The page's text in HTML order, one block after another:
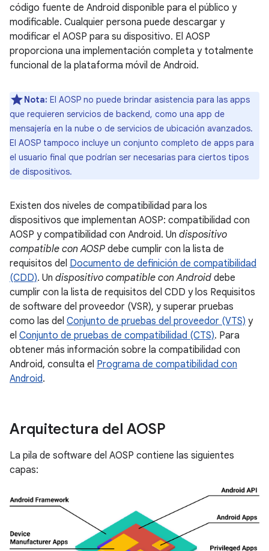
código fuente de Android disponible para el público y
modificable. Cualquier persona puede descargar y
modificar el AOSP para su dispositivo. El AOSP
proporciona una implementación completa y totalmente
funcional de la plataforma móvil de Android.
Nota: El AOSP no puede brindar asistencia para las apps
que requieren servicios de backend, como una app de
mensajería en la nube o de servicios de ubicación avanzados.
El AOSP tampoco incluye un conjunto completo de apps para
el usuario final que podrían ser necesarias para ciertos tipos
de dispositivos.
Existen dos niveles de compatibilidad para los
dispositivos que implementan AOSP: compatibilidad con
AOSP y compatibilidad con Android. Un dispositivo
compatible con AOSP debe cumplir con la lista de
requisitos del Documento de definición de compatibilidad
(CDD). Un dispositivo compatible con Android debe
cumplir con la lista de requisitos del CDD y los Requisitos
de software del proveedor (VSR), y superar pruebas
como las del Conjunto de pruebas del proveedor (VTS) y
el Conjunto de pruebas de compatibilidad (CTS). Para
obtener más información sobre la compatibilidad con
Android, consulta el Programa de compatibilidad con
Android.
Arquitectura del AOSP
La pila de software del AOSP contiene las siguientes
capas: